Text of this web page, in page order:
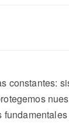
constantes: